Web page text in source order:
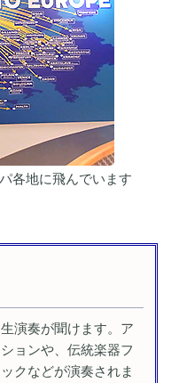
各地に飛んでいます
演奏が聞けます。ア
ョンや、伝統楽器フ
クなどが演奏されま